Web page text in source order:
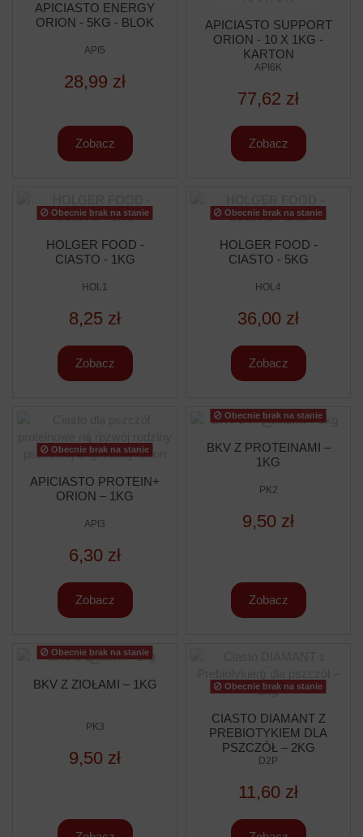
APICIASTO ENERGY
ORION - 5KG - BLOK
API5
28,99 zł
Zobacz
APICIASTO SUPPORT
ORION - 10 X 1KG -
KARTON
API6K
77,62 zł
Zobacz
Obecnie brak na stanie
HOLGER FOOD -
CIASTO - 1KG
HOL1
8,25 zł
Zobacz
Obecnie brak na stanie
HOLGER FOOD -
CIASTO - 5KG
HOL4
36,00 zł
Zobacz
Obecnie brak na stanie
APICIASTO PROTEIN+
ORION – 1KG
API3
6,30 zł
Zobacz
Obecnie brak na stanie
BKV Z PROTEINAMI –
1KG
PK2
9,50 zł
Zobacz
Obecnie brak na stanie
BKV Z ZIOŁAMI – 1KG
PK3
9,50 zł
Obecnie brak na stanie
CIASTO DIAMANT Z
PREBIOTYKIEM DLA
PSZCZÓŁ – 2KG
D2P
11,60 zł